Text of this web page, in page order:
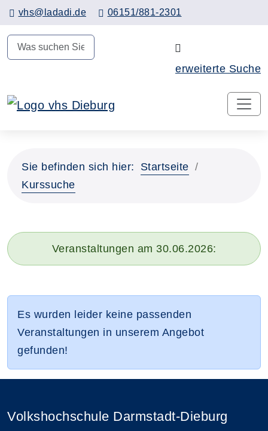
vhs@ladadi.de 06151/881-2301
erweiterte Suche
Hauptinhalt anspringen
Sie befinden sich hier:
Startseite
Kurssuche
Veranstaltungen am 30.06.2026:
Es wurden leider keine passenden
Veranstaltungen in unserem Angebot
gefunden!
Volkshochschule Darmstadt-Dieburg